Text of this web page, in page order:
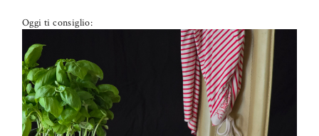
Oggi ti consiglio: